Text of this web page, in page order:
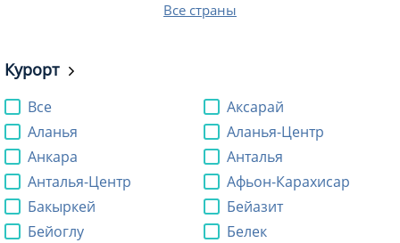
Все страны
Курорт
Все
Аксарай
Аланья
Аланья-Центр
Анкара
Анталья
Анталья-Центр
Афьон-Карахисар
Бакыркей
Бейазит
Бейоглу
Белек